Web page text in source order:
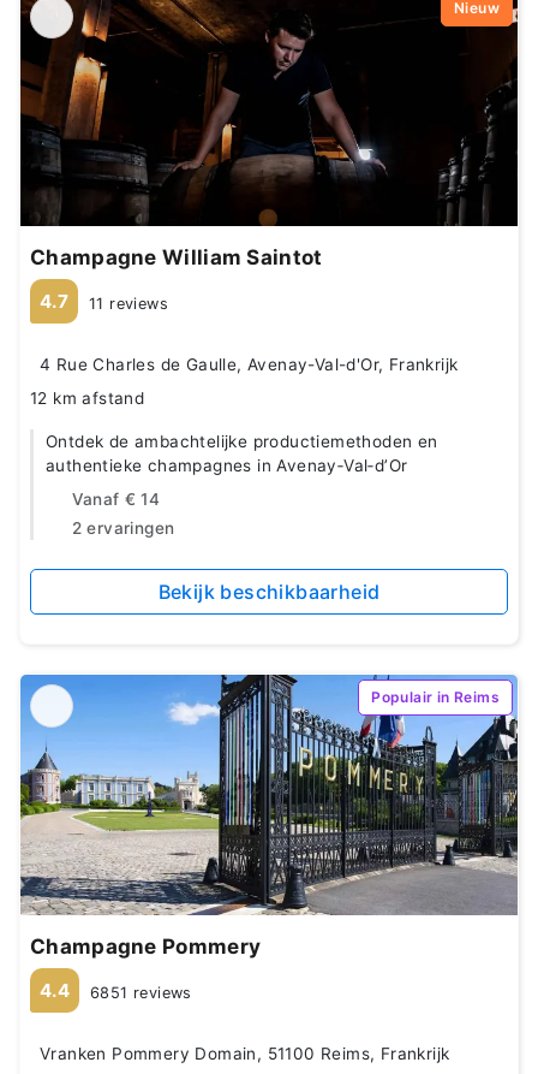
Nieuw
Champagne William Saintot
4.7 11 reviews
4 Rue Charles de Gaulle, Avenay-Val-d'Or, Frankrijk
12 km afstand
Ontdek de ambachtelijke productiemethoden en
authentieke champagnes in Avenay‑Val‑d’Or
Vanaf € 14
2 ervaringen
Bekijk beschikbaarheid
Populair in Reims
Champagne Pommery
4.4 6851 reviews
Vranken Pommery Domain, 51100 Reims, Frankrijk